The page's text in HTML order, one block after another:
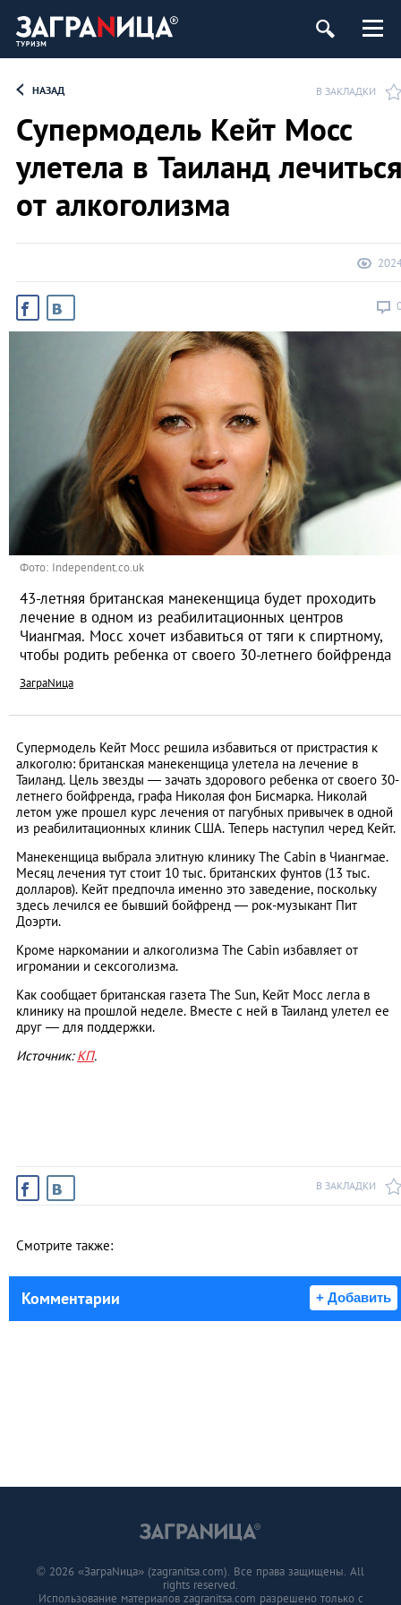
НАЗАД В ЗАКЛАДКИ
Супермодель Кейт Мосс
улетела в Таиланд
от алкоголизма
Фото: Independent.co.uk
43-летняя британская манекенщица будет проходить
лечение в одном из реабилитационных центров
Чиангмая. Мосс хочет избавиться от тяги к спиртному,
чтобы родить ребенка от своего 30-летнего бойфренда
ЗаграNица
Супермодель Кейт Мосс решила избавиться от пристрастия к
алкоголю: британская манекенщица улетела на лечение в
Таиланд. Цель звезды — зачать здорового ребенка от своего 30-
летнего бойфренда, графа Николая фон Бисмарка. Николай
летом уже прошел курс лечения от пагубных привычек в одной
из реабилитационных клиник США. Теперь наступил черед Кейт.
Манекенщица выбрала элитную клинику The Cabin в Чиангмае.
Месяц лечения тут стоит 10 тыс. британских фунтов (13 тыс.
долларов). Кейт предпочла именно это заведение, поскольку
здесь лечился ее бывший бойфренд — рок-музыкант Пит
Доэрти.
Кроме наркомании и алкоголизма The Cabin избавляет от
игромании и сексоголизма.
Как сообщает британская газета The Sun, Кейт Мосс легла в
клинику на прошлой неделе. Вместе с ней в Таиланд улетел ее
друг — для поддержки.
Источник:КП.
В ЗАКЛАДКИ
Смотрите также:
Комментарии + Добавить
© 2026 «ЗаграNица» (zagranitsa.com). Все права защищены. All
rights reserved.
Использование материалов zagranitsa.com разрешено только с